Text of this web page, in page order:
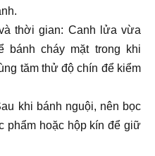
thời gian: Canh lửa vừa
bánh cháy mặt trong khi
tăm thử độ chín để kiểm
khi bánh nguội, nên bọc
phẩm hoặc hộp kín để giữ